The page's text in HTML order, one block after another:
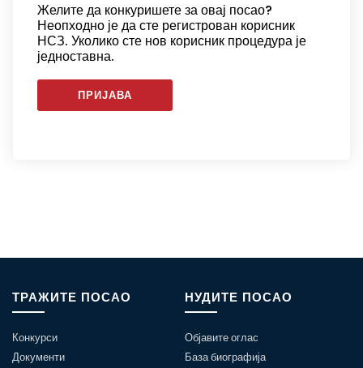
Желите да конкуришете за овај посао?
Неопходно је да сте регистрован корисник
НСЗ. Уколико сте нов корисник процедура је
једноставна.
ПРИЈАВА
ТРАЖИТЕ ПОСАО
Конкурси
Документи
НУДИТЕ ПОСАО
Објавите оглас
База биографија